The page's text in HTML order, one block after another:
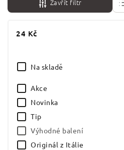
Zavřít filtr
24 Kč
Na skladě
Akce
Novinka
Tip
Výhodné balení
Originál z Itálie